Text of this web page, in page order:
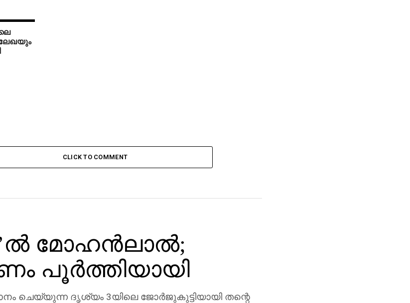
CLICK TO COMMENT
മോഹന്‍ലാല്‍;
പൂര്‍ത്തിയായി
ചെയ്യുന്ന ദൃശ്യം 3യിലെ ജോര്‍ജുകുട്ടിയായി തന്റെ